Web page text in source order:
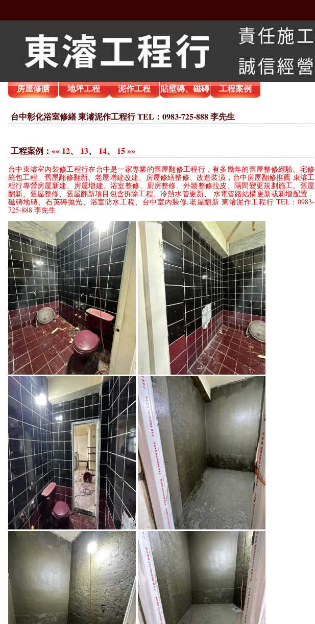
房屋修膳 地坪工程 泥作工程 貼壁磚、磁磚 工程案例
台中彰化浴室修繕 東濬泥作工程行 TEL：0983-725-888 李先生
工程案例： «« 12、 13、 14、 15»»
台中東濬室內裝修工程行在台中是一家專業的舊屋翻修工程行，有多幾年的舊屋整修經驗、宅修
統包工程、舊屋翻修翻新、老屋增建改建、房屋修繕整修、改造裝潢，台中房屋翻修推薦 東濬工
程行專營房屋新建、房屋增建、浴室整修、廚房整修、外牆整修拉皮、隔間變更規劃施工。舊屋
翻新、舊屋整修、舊屋翻新項目包含拆除工程、冷熱水管更新、 水電管路結構更新或新增配置，
磁磚地磚、石英磚拋光、浴室防水工程、台中室內裝修,老屋翻新 東濬泥作工程行 TEL：0983-
725-888 李先生